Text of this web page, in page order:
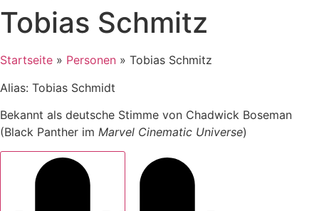
Tobias Schmitz
Startseite » Personen » Tobias Schmitz
Alias: Tobias Schmidt
Bekannt als deutsche Stimme von Chadwick Boseman
(Black Panther im Marvel Cinematic Universe)